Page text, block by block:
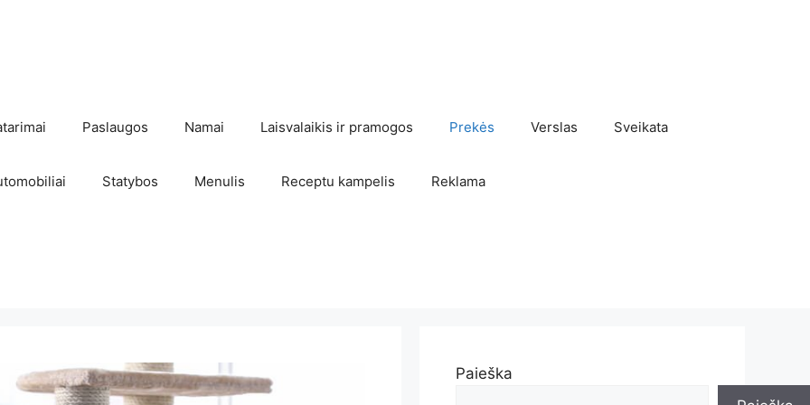
Paslaugos Namai Laisvalaikis ir pramogos Prekės Verslas Sveikata
Statybos Menulis Receptu kampelis Reklama
Paieška